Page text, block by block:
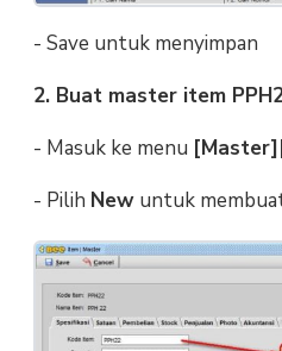
- Save untuk menyimpan
2. Buat master item
- Masuk ke menu
- Pilih Newuntuk